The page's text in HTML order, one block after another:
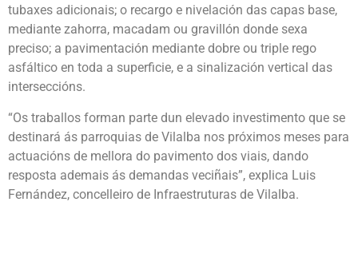
tubaxes adicionais; o recargo e nivelación das capas base,
mediante zahorra, macadam ou gravillón donde sexa
preciso; a pavimentación mediante dobre ou triple rego
asfáltico en toda a superficie, e a sinalización vertical das
interseccións.
“Os traballos forman parte dun elevado investimento que se
destinará ás parroquias de Vilalba nos próximos meses para
actuacións de mellora do pavimento dos viais, dando
resposta ademais ás demandas veciñais”, explica Luis
Fernández, concelleiro de Infraestruturas de Vilalba.